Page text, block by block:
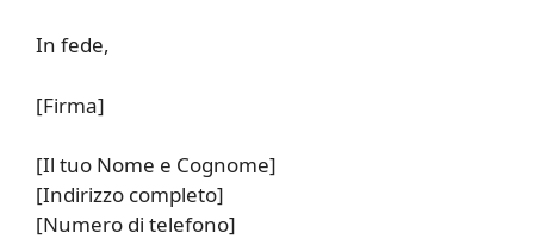
In fede,
[Firma]
[Il tuo Nome e Cognome]
[Indirizzo completo]
[Numero di telefono]